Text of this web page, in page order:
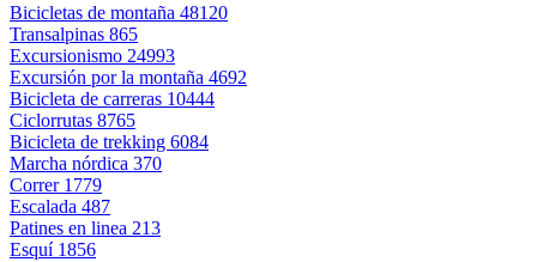
Bicicletas de montaña 48120
Transalpinas 865
Excursionismo 24993
Excursión por la montaña 4692
Bicicleta de carreras 10444
Ciclorrutas 8765
Bicicleta de trekking 6084
Marcha nórdica 370
Correr 1779
Escalada 487
Patines en linea 213
Esquí 1856